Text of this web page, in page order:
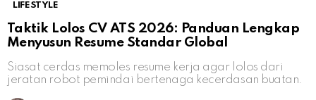
LIFESTYLE
Taktik Lolos CV ATS 2026: Panduan Lengkap
Menyusun Resume Standar Global
Siasat cerdas memoles resume kerja agar lolos dari
jeratan robot pemindai bertenaga kecerdasan buatan.